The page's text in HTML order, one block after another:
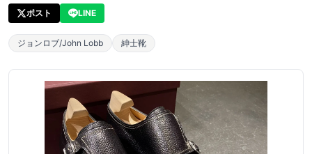
ポスト LINE
ジョンロブ/John Lobb 紳士靴